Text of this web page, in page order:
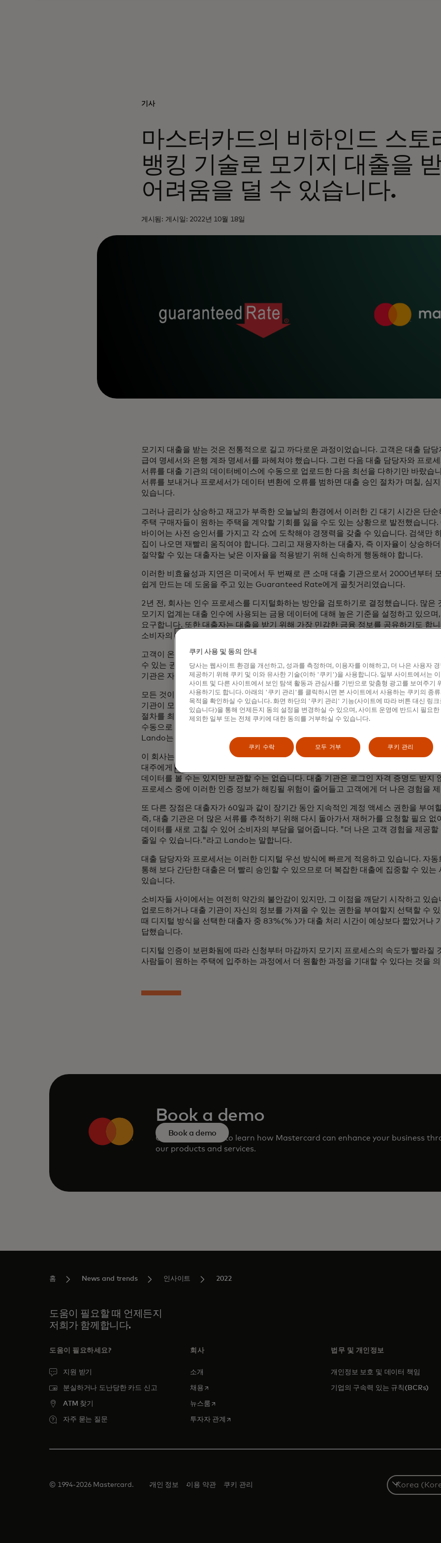
기사
마스터카드의 비하인드 스토
뱅킹 기술로 모기지 대출을 받
어려움을 덜 수 있습니다.
게시됨: 게시일: 2022년 10월 18일
모기지 대출을 받는 것은 전통적으로 길고 까다로운 과정이었습니다. 고객은 대출 담당
급여 명세서와 은행 계좌 명세서를 파헤쳐야 했습니다. 그런 다음 대출 담당자와 프로
서류를 대출 기관의 데이터베이스에 수동으로 업로드한 다음 최선을 다하기만 바랐습
서류를 보내거나 프로세서가 데이터 변환에 오류를 범하면 대출 승인 절차가 며칠, 심
있습니다.
그러나 금리가 상승하고 재고가 부족한 오늘날의 환경에서 이러한 긴 대기 시간은 단순
주택 구매자들이 원하는 주택을 계약할 기회를 잃을 수도 있는 상황으로 발전했습니다.
바이어는 사전 승인서를 가지고 각 쇼에 도착해야 경쟁력을 갖출 수 있습니다. 검색만
집이 나오면 재빨리 움직여야 합니다. 그리고 재융자하는 대출자, 즉 이자율이 상승하
절약할 수 있는 대출자는 낮은 이자율을 적용받기 위해 신속하게 행동해야 합니다.
이러한 비효율성과 지연은 미국에서 두 번째로 큰 소매 대출 기관으로서 2000년부터
쉽게 만드는 데 도움을 주고 있는 Guaranteed Rate에게 골칫거리였습니다.
2년 전, 회사는 인수 프로세스를 디지털화하는 방안을 검토하기로 결정했습니다. 많은
모기지 업계는 대출 인수에 사용되는 금융 데이터에 대해 높은 기준을 설정하고 있으
요구합니다. 또한 대출자는 대출을 받기 위해 가장 민감한 금융 정보를 공유하기도 합
소비자의 개인정보와 금융 데이터를 보호하기 위해 최선을 다하고 있습니다.
고객이 온라인 또는 모바일 앱을 통해 타사 서비스를 통해 대출 기관이 자신의 금융 및
수 있는 권한을 부여할 수 있는 플랫폼이 바로 Guaranteed Rate에서 개발한 것입니
기관은 자산, 소득 및 고용을 빠르고 정확하게 확인할 수 있습니다.
모든 것이 확인되면 대출 기관은 대출자에게 빠르게 엄지손가락을 치켜들 수 있습니다.
기관이 모기지를 진행하기 위해 필요한 모든 데이터가 이 데이터입니다. 이 디지털 인
절차를 최대
8일단축할 수 있습니다. "효율성 측면에서 보면, 보험 인수자가 모든 대출
수동으로 확인할 필요가 없으므로 확장할 수 있습니다."라고 보증 금리 전략 개발 담당
Lando는 말합니다.
이 회사는 마스터카드의 오픈 뱅킹 플랫폼을 사용하여 대출자의 민감한 데이터를 보호
대주에게 데이터 액세스 권한을 부여하면 마스터카드의 기술로 토큰을 발급합니다. 토
데이터를 볼 수는 있지만 보관할 수는 없습니다. 대출 기관은 로그인 자격 증명도 받지
프로세스 중에 이러한 인증 정보가 해킹될 위험이 줄어들고 고객에게 더 나은 경험을
또 다른 장점은 대출자가 60일과 같이 장기간 동안 지속적인 계정 액세스 권한을 부여
즉, 대출 기관은 더 많은 서류를 추적하기 위해 다시 돌아가서 재허가를 요청할 필요 없
데이터를 새로 고칠 수 있어 소비자의 부담을 덜어줍니다. "더 나은 고객 경험을 제공
줄일 수 있습니다."라고 Lando는 말합니다.
대출 담당자와 프로세서는 이러한 디지털 우선 방식에 빠르게 적응하고 있습니다. 자
통해 보다 간단한 대출은 더 빨리 승인할 수 있으므로 더 복잡한 대출에 집중할 수 있는
있습니다.
소비자들 사이에서는 여전히 약간의 불안감이 있지만, 그 이점을 깨닫기 시작하고 있습
업로드하거나 대출 기관이 자신의 정보를 가져올 수 있는 권한을 부여할지 선택할 수
때 디지털 방식을 선택한 대출자 중 83%(% )가 대출 처리 시간이 예상보다 짧았거나
답했습니다.
디지털 인증이 보편화됨에 따라 신청부터 마감까지 모기지 프로세스의 속도가 빨라질
사람들이 원하는 주택에 입주하는 과정에서 더 원활한 과정을 기대할 수 있다는 것을
Book a demo
Consult our team to learn how Mastercard can enhance your business
our products and services.
Book a demo
홈 News and trends 인사이트 2022
도움이 필요할 때 언제든지
저희가 함께합니다.
도움이 필요하세요?
지원 받기
분실하거나 도난당한 카드 신고
ATM 찾기
자주 묻는 질문
회사
소개
채용새 탭에서 열림
뉴스룸새 탭에서 열림
투자자 관계 새 탭에서 열림
법무 및 개인정보
개인정보 보호 및 데이터 책임
기업의 구속력 있는 규칙(BCRs)
© 1994-2026 Mastercard. 개인 정보 이용 약관 쿠키 관리
S
e
쿠키 사용 및 동의 안내
당사는 웹사이트 환경을 개선하고, 성과를 측정하며, 이용자를 이해하고, 더 나은 사용자 경
제공하기 위해 쿠키 및 이와 유사한 기술(이하 '쿠키')을 사용합니다. 일부 사이트에서는
사이트 및 다른 사이트에서 보인 탐색 활동과 관심사를 기반으로 맞춤형 광고를 보여주기
사용하기도 합니다. 아래의 '쿠키 관리'를 클릭하시면 본 사이트에서 사용하는 쿠키의 종
목적을 확인하실 수 있습니다. 화면 하단의 '쿠키 관리' 기능(사이트에 따라 버튼 대신 링크
있습니다)을 통해 언제든지 동의 설정을 변경하실 수 있으며, 사이트 운영에 반드시 필요한
제외한 일부 또는 전체 쿠키에 대한 동의를 거부하실 수 있습니다.
쿠키 수락 모두 거부 쿠키 관리